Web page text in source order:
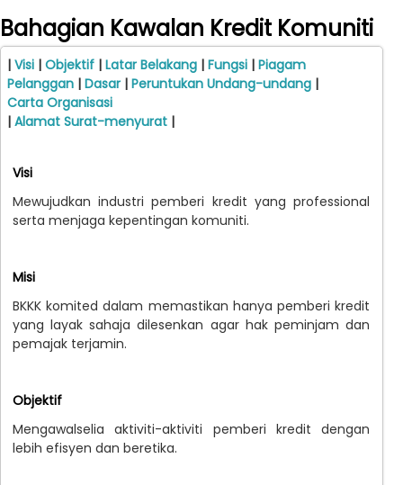
Bahagian Kawalan Kredit Komuniti
| Visi | Objektif | Latar Belakang | Fungsi | Piagam
Pelanggan | Dasar | Peruntukan Undang-undang |
Carta Organisasi
| Alamat Surat-menyurat |
Visi
Mewujudkan industri pemberi kredit yang professional
serta menjaga kepentingan komuniti.
Misi
BKKK komited dalam memastikan hanya pemberi kredit
yang layak sahaja dilesenkan agar hak peminjam dan
pemajak terjamin.
Objektif
Mengawalselia aktiviti-aktiviti pemberi kredit dengan
lebih efisyen dan beretika.